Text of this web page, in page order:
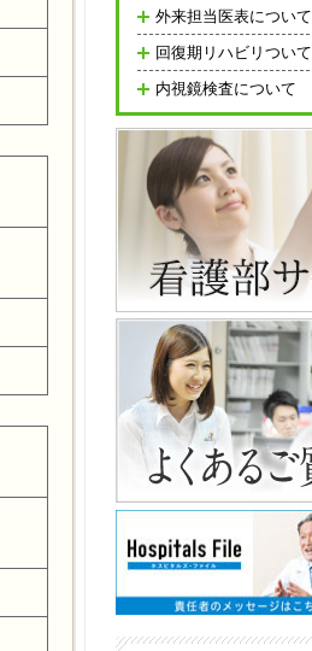
外来担当医表について
回復期リハビリついて
内視鏡検査について